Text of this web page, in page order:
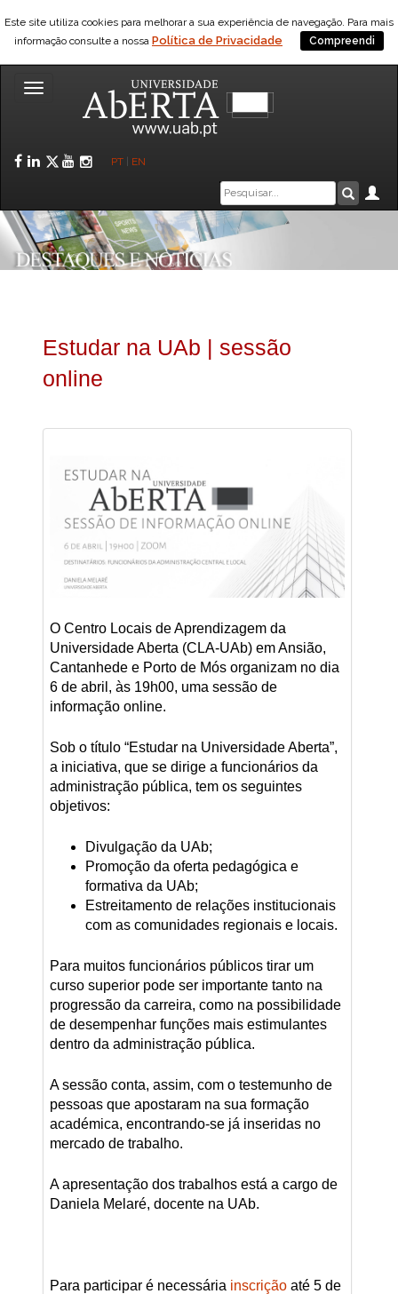
Este site utiliza cookies para melhorar a sua experiência de navegação. Para mais
informação consulte a nossa Política de Privacidade Compreendi
Toggle
Facebook
LinkedIn
Twitter
YouTube
Instagram
PT EN
Caixa
de
pesquisa
Estudar na UAb | sessão
online
O Centro Locais de Aprendizagem da
Universidade Aberta (CLA-UAb) em Ansião,
Cantanhede e Porto de Mós organizam no dia
6 de abril, às 19h00, uma sessão de
informação online.
Sob o título “Estudar na Universidade Aberta”,
a iniciativa, que se dirige a funcionários da
administração pública, tem os seguintes
objetivos:
Divulgação da UAb;
Promoção da oferta pedagógica e
formativa da UAb;
Estreitamento de relações institucionais
com as comunidades regionais e locais.
Para muitos funcionários públicos tirar um
curso superior pode ser importante tanto na
progressão da carreira, como na possibilidade
de desempenhar funções mais estimulantes
dentro da administração pública.
A sessão conta, assim, com o testemunho de
pessoas que apostaram na sua formação
académica, encontrando-se já inseridas no
mercado de trabalho.
A apresentação dos trabalhos está a cargo de
Daniela Melaré, docente na UAb.
Para participar é necessária inscriçãoaté 5 de